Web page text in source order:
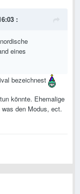
:
eines
bezeichnest
könnte. Ehemalige
den Modus, ect.